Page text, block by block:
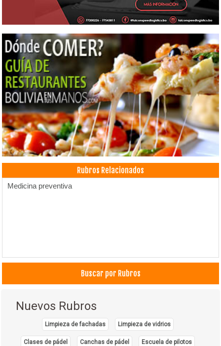
Rubros Relacionados
Medicina preventiva
Buscar por Rubros
Nuevos Rubros
Limpieza de fachadas Limpieza de vidrios
Clases de pádel Canchas de pádel Escuela de pilotos